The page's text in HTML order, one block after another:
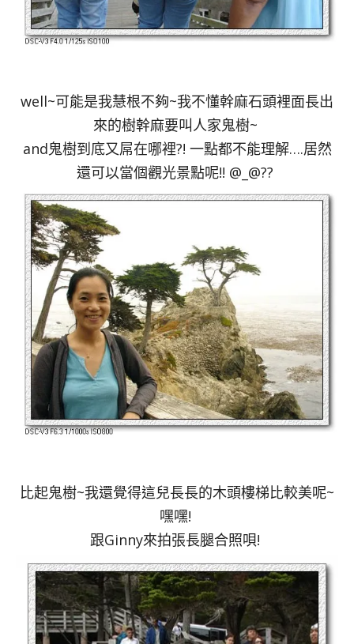
well~可能是我慧根不夠~我不懂幹麻石頭裡面長出
來的樹幹麻要叫人家鬼樹~
and鬼樹到底又屌在哪裡?! 一點都不能理解….居然
還可以當個觀光景點呢!! @_@??
比起鬼樹~我還覺得這兒長長的木頭樓梯比較美呢~
嘿嘿!
跟Ginny來拍張長腿合照唄!